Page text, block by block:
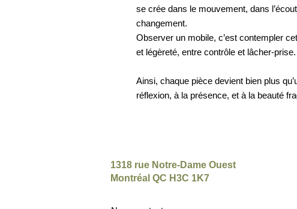
se crée dans le mouvement, dans
changement.
Observer un mobile, c’est contempler
et légèreté, entre contrôle et lâcher-prise.
Ainsi, chaque pièce devient bien plus
réflexion, à la présence, et à la beauté
1318 rue Notre-Dame Ouest
Montréal QC H3C 1K7